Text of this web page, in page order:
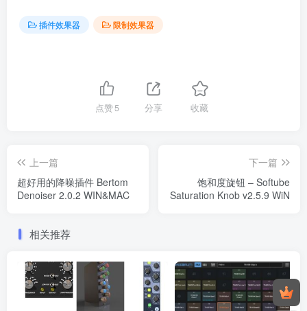
插件效果器 限制效果器
点赞5 分享 收藏
上一篇
超好用的降噪插件 Bertom
Denoiser 2.0.2 WIN&MAC
下一篇
饱和度旋钮 – Softube
Saturation Knob v2.5.9 WiN
相关推荐